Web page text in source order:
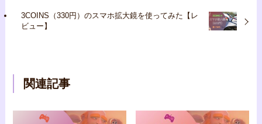
3COINS（330円）のスマホ拡大鏡を使ってみた【レ
ビュー】
関連記事